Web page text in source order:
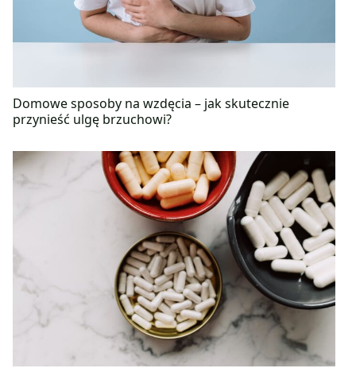
Domowe sposoby na wzdęcia – jak skutecznie
przynieść ulgę brzuchowi?